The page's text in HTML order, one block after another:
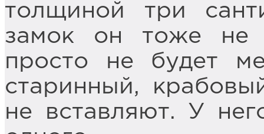
толщиной три
замок он тоже не
просто не будет
старинный,
не вставляют. У